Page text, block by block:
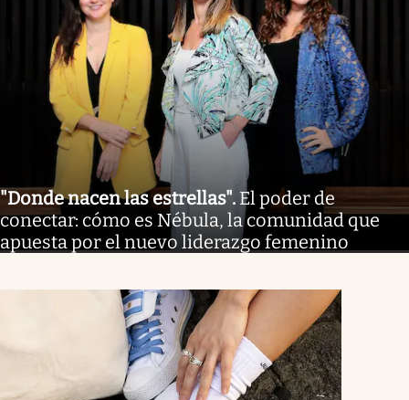
"Donde nacen las estrellas". El poder de
conectar: cómo es Nébula, la comunidad que
apuesta por el nuevo liderazgo femenino